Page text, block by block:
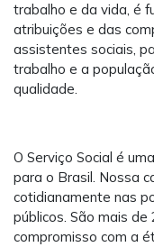
trabalho e da vida, é
atribuições e das
assistentes sociais,
trabalho e a
qualidade.
O Serviço Social é
para o Brasil. Nossa
cotidianamente nas
públicos. São mais
compromisso com a